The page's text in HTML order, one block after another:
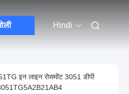
Hindi
इन लाइन रोसमोंट 3051 डीपी